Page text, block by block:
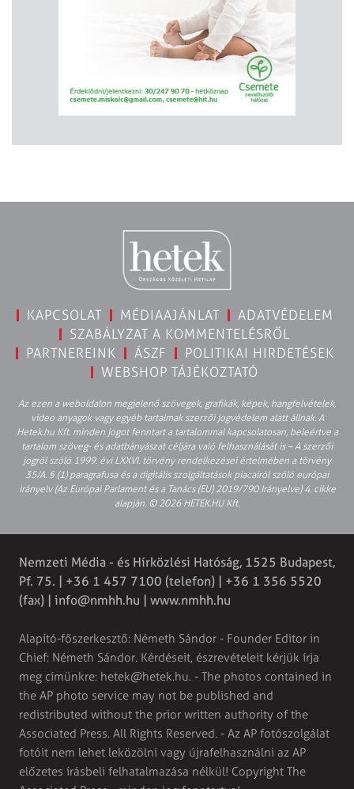
KAPCSOLAT MÉDIAAJÁNLAT
ADATVÉDELEM
SZABÁLYZAT A KOMMENTELÉSRŐL
PARTNEREINK
ÁSZF
POLITIKAI HIRDETÉSEK
WEBSHOP TÁJÉKOZTATÓ
Az ezen a weboldalon megjelenő szövegek, grafikák, képek, hangfelvételek,
video anyagok vagy egyéb tartalmak szerzői jogvédelem alatt állnak. A
Hetek.hu Kft. minden jogot fenntart a tartalommal kapcsolatosan, beleértve a
tartalom szöveg- és adatbányászat céljára való felhasználását is – A szerzői
jogról szóló 1999. évi LXXVI. törvény rendelkezései értelmében a törvény
35/A. § (1) paragrafusa és a digitális szolgáltatások piacairól szóló európai
irányelv (Az Európai Parlament és a Tanács (EU) 2019/790 Irányelve) 4. cikke
alapján. © 2026 HETEK.HU Kft.
Nemzeti Média - és Hírközlési Hatóság, 1525 Budapest,
Pf. 75. | +36 1 457 7100 (telefon) | +36 1 356 5520
(fax) | info@nmhh.hu | www.nmhh.hu
Alapító-főszerkesztő: Németh Sándor - Founder Editor in
Chief: Németh Sándor. Kérdéseit, észrevételeit kérjük írja
meg címünkre: hetek@hetek.hu. - The photos contained in
the AP photo service may not be published and
redistributed without the prior written authority of the
Associated Press. All Rights Reserved. - Az AP fotószolgálat
fotóit nem lehet leközölni vagy újrafelhasználni az AP
előzetes írásbeli felhatalmazása nélkül! Copyright The